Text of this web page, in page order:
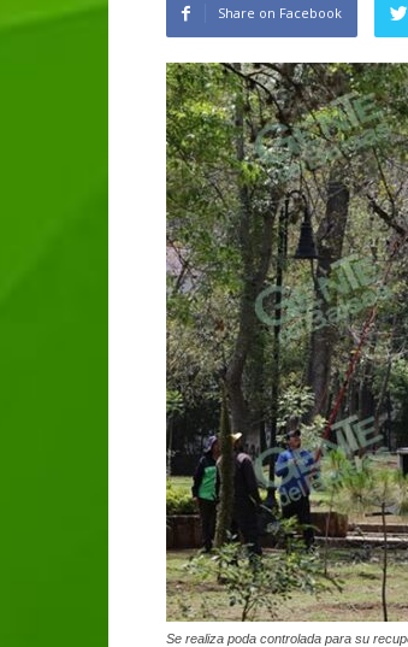
Share on Facebook
Se realiza poda controlada para su